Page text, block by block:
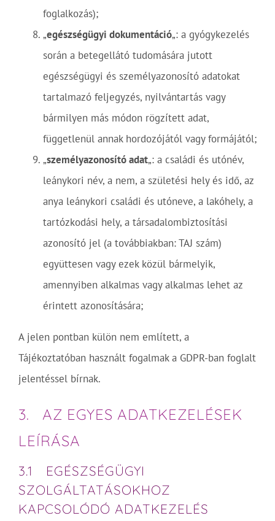
foglalkozás);
„egészségügyi dokumentáció„: a gyógykezelés
során a betegellátó tudomására jutott
egészségügyi és személyazonosító adatokat
tartalmazó feljegyzés, nyilvántartás vagy
bármilyen más módon rögzített adat,
függetlenül annak hordozójától vagy formájától;
„személyazonosító adat„: a családi és utónév,
leánykori név, a nem, a születési hely és idő, az
anya leánykori családi és utóneve, a lakóhely, a
tartózkodási hely, a társadalombiztosítási
azonosító jel (a továbbiakban: TAJ szám)
együttesen vagy ezek közül bármelyik,
amennyiben alkalmas vagy alkalmas lehet az
érintett azonosítására;
A jelen pontban külön nem említett, a
Tájékoztatóban használt fogalmak a GDPR-ban foglalt
jelentéssel bírnak.
3. AZ EGYES ADATKEZELÉSEK
LEÍRÁSA
3.1 EGÉSZSÉGÜGYI
SZOLGÁLTATÁSOKHOZ
KAPCSOLÓDÓ ADATKEZELÉS